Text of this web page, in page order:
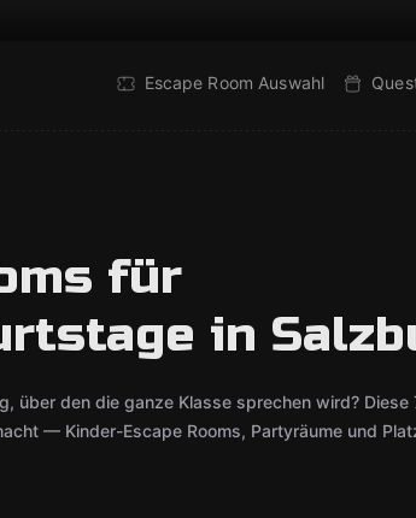
Escape Room Auswahl
für
in
über den die ganze Klasse sprechen wird? Diese
— Kinder-Escape Rooms, Partyräume und